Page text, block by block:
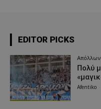
EDITOR PICKS
Απόλλων
Πολύ
Afentiko